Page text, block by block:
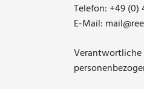
Telefon: +49 (0)
E-Mail:
Verantwortliche